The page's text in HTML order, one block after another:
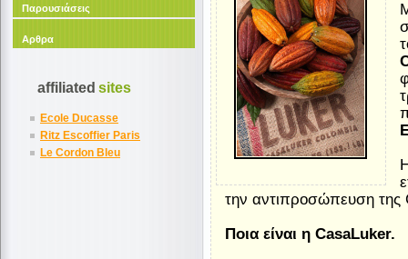
Παρουσιάσεις
Αρθρα
affiliated sites
Ecole Ducasse
Ritz Escoffier Paris
Le Cordon Bleu
την αντιπροσώπευση
Ποια είναι η CasaLuker.